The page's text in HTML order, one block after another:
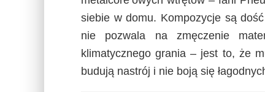
siebie w domu. Kompozycje są
nie pozwala na zmęczenie
klimatycznego grania – jest to, że
budują nastrój i nie boją się